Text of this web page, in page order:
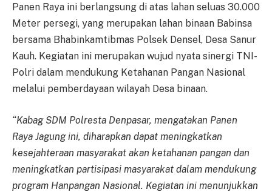
Panen Raya ini berlangsung di atas lahan seluas 30.000
Meter persegi, yang merupakan lahan binaan Babinsa
bersama Bhabinkamtibmas Polsek Densel, Desa Sanur
Kauh. Kegiatan ini merupakan wujud nyata sinergi TNI-
Polri dalam mendukung Ketahanan Pangan Nasional
melalui pemberdayaan wilayah Desa binaan.
“Kabag SDM Polresta Denpasar, mengatakan Panen
Raya Jagung ini, diharapkan dapat meningkatkan
kesejahteraan masyarakat akan ketahanan pangan dan
meningkatkan partisipasi masyarakat dalam mendukung
program Hanpangan Nasional. Kegiatan ini menunjukkan